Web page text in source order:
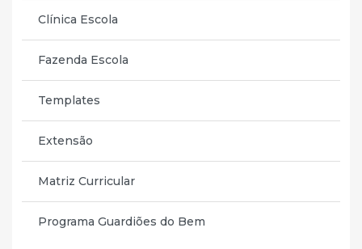
Clínica Escola
Fazenda Escola
Templates
Extensão
Matriz Curricular
Programa Guardiões do Bem